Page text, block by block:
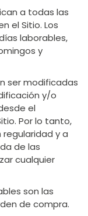
a todas las
el Sitio. Los
laborables,
y
ser modificadas
y/o
el
Por lo tanto,
y a
de las
cualquier
son las
de compra.